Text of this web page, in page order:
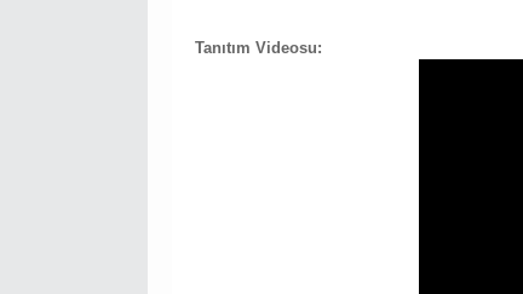
Tanıtım Videosu: